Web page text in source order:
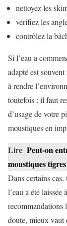
nettoyez les
vérifiez les
contrôlez la
Si l’eau a
adapté est
à rendre
toutefois : il faut
d’usage de votre
moustiques en
Lire Peut-on
moustiques
Dans certains
l’eau a été
recommandations
doute, mieux vaut